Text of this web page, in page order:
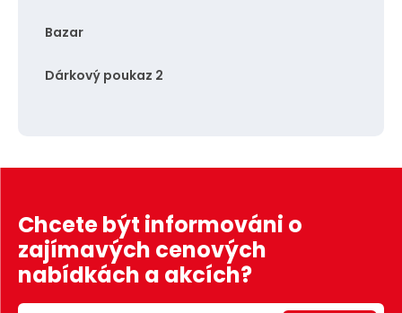
Bazar
Dárkový poukaz 2
Chcete být informováni o
zajímavých cenových
nabídkách a akcích?